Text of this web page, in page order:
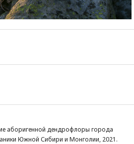
аборигенной дендрофлоры города
Южной Сибири и Монголии, 2021.